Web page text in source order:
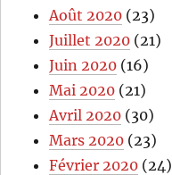
Août 2020 (23)
Juillet 2020 (21)
Juin 2020 (16)
Mai 2020 (21)
Avril 2020 (30)
Mars 2020 (23)
Février 2020 (24)